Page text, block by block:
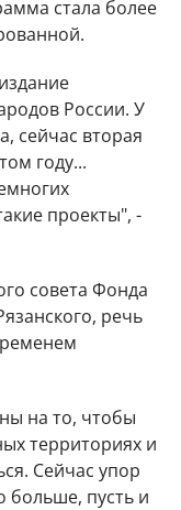
стала более
России. У
сейчас вторая
году...
проекты", -
совета Фонда
речь
на то, чтобы
территориях и
Сейчас упор
больше, пусть и